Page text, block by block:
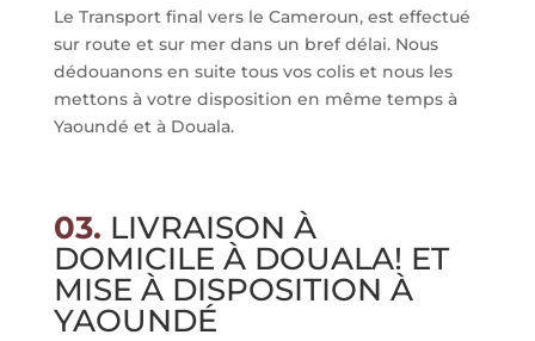
Le Transport final vers le Cameroun, est effectué
sur route et sur mer dans un bref délai. Nous
dédouanons en suite tous vos colis et nous les
mettons à votre disposition en même temps à
Yaoundé et à Douala.
03. LIVRAISON À
DOMICILE À DOUALA! ET
MISE À DISPOSITION À
YAOUNDÉ